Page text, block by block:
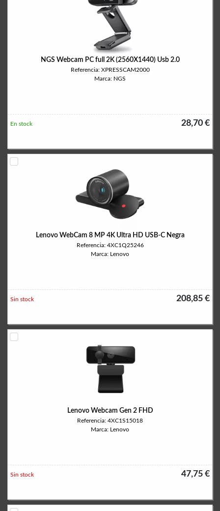
NGS Webcam PC full 2K (2560X1440) Usb 2.0
Referencia: XPRESSCAM2000
Marca: NGS
28,70 €
En stock
Lenovo WebCam 8 MP 4K Ultra HD USB-C Negra
Referencia: 4XC1Q25246
Marca: Lenovo
208,85 €
Sin stock
Lenovo Webcam Gen 2 FHD
Referencia: 4XC1S15018
Marca: Lenovo
47,75 €
Sin stock